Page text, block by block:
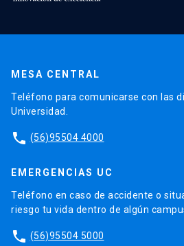
MESA CENTRAL
Teléfono para comunicarse con las
Universidad.
phone (56)95504 4000
EMERGENCIAS UC
Teléfono en caso de accidente o
riesgo tu vida dentro de algún
phone (56)95504 5000